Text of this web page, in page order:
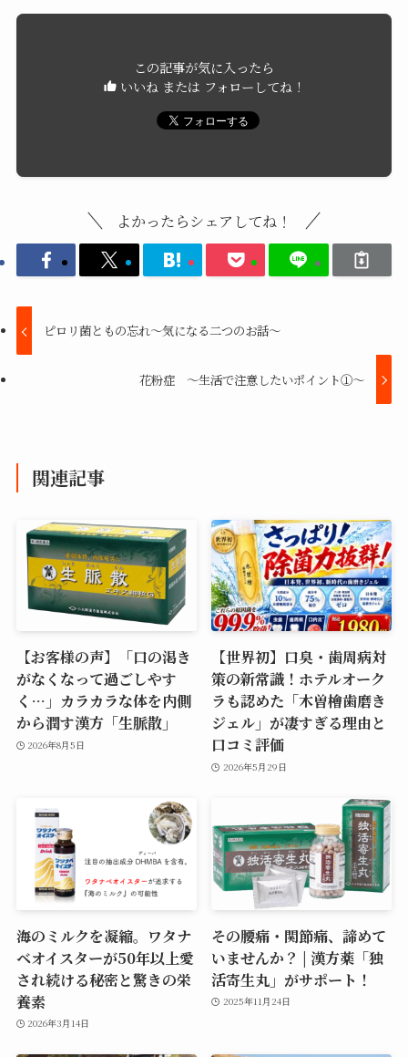
この記事が気に入ったら
いいね または フォローしてね！
よかったらシェアしてね！
ピロリ菌ともの忘れ～気になる二つのお話～
花粉症 ～生活で注意したいポイント①～
関連記事
【お客様の声】「口の渇き
がなくなって過ごしやす
く…」カラカラな体を内側
から潤す漢方「生脈散」
2026年8月5日
【世界初】口臭・歯周病対
策の新常識！ホテルオーク
ラも認めた「木曽檜歯磨き
ジェル」が凄すぎる理由と
口コミ評価
2026年5月29日
海のミルクを凝縮。ワタナ
ベオイスターが50年以上愛
され続ける秘密と驚きの栄
養素
2026年3月14日
その腰痛・関節痛、諦めて
いませんか？ | 漢方薬「独
活寄生丸」がサポート！
2025年11月24日